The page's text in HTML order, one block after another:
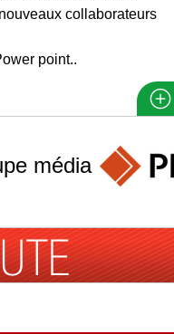
collaborateurs
point..
média